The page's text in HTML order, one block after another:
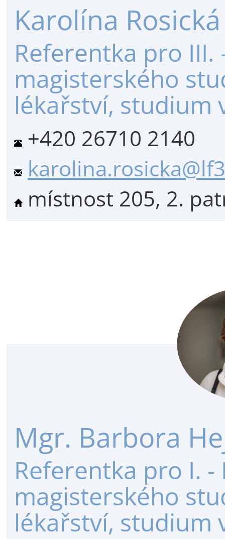
Karolína Rosická
Referentka pro III.
magisterského
lékařství, studium
+420 26710 2140
místnost 205, 2.
Mgr. Barbora
Referentka pro I. -
magisterského
lékařství, studium